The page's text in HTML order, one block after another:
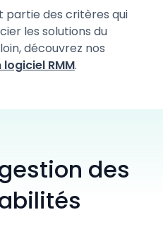
des critères qui
les solutions du
découvrez nos
RMM.
des